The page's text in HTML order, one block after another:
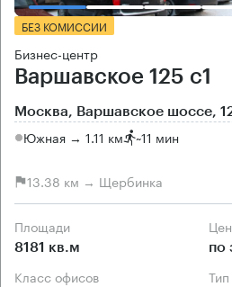
БЕЗ КОМИССИИ
Бизнес-центр
Варшавское 125 с1
Москва, Варшавское шоссе,
Южная → 1.11 км ~11 мин
13.38 км → Щербинка
Площади
8181 кв.м по
Класс офисов